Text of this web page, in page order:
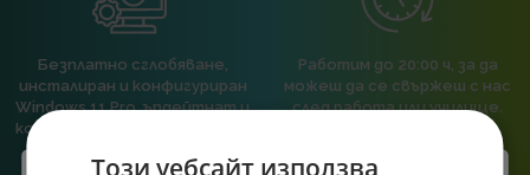
Безплатно сглобяване,
инсталиран и конфигуриран
Windows 11 Pro, ъпдейтнат и
конфигуриран BIOS към всяка
конфигурация.
Работим до 20:00 ч, за да
можеш да се свържеш с нас
след работа или училище.
Този уебсайт използва